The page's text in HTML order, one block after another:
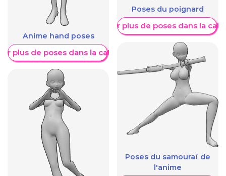
Anime hand poses
plus de poses dans la catégorie
Poses du poignard
Afficher plus de poses dans la
Poses du samouraï de
l'anime